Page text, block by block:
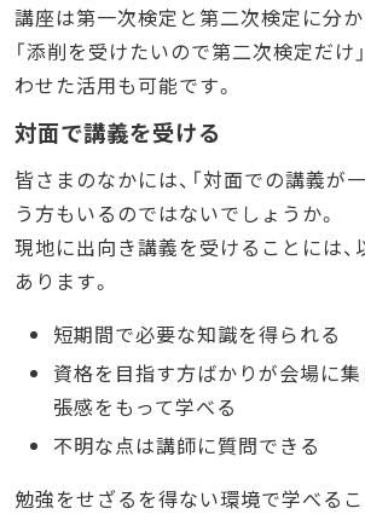
講座は第一次検定と第二次検定に分か
「添削を受けたいので第二次検定だけ
わせた活用も可能です。
対面で講義を受ける
皆さまのなかには、「対面での講義が
う方もいるのではないでしょうか。
現地に出向き講義を受けることには
あります。
短期間で必要な知識を得られる
資格を目指す方ばかりが会場に集
張感をもって学べる
不明な点は講師に質問できる
勉強をせざるを得ない環境で学べるこ